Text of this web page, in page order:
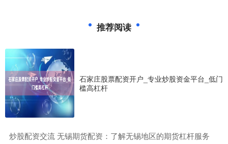
推荐阅读
石家庄股票配资开户_专业炒股资金平台_低门
槛高杠杆
​炒股配资交流 无锡期货配资：了解无锡地区的期货杠杆服务